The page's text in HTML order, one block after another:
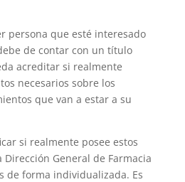
persona que esté interesado
de contar con un título
acreditar si realmente
necesarios sobre los
que van a estar a su
si realmente posee estos
General de Farmacia
de forma individualizada. Es